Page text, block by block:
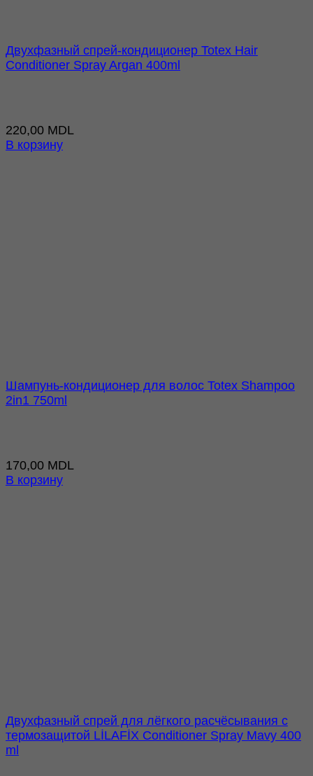
Двухфазный спрей-кондиционер Totex Hair
Conditioner Spray Argan 400ml
220,00 MDL
В корзину
Шампунь-кондиционер для волос Totex Shampoo
2in1 750ml
170,00 MDL
В корзину
Двухфазный спрей для лёгкого расчёсывания с
термозащитой LİLAFİX Conditioner Spray Mavy 400
ml